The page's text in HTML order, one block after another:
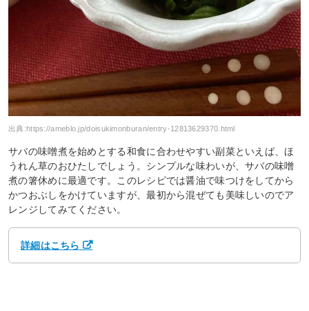
出典: https://ameblo.jp/doisukimonburan/entry-12813629370.html
サバの味噌煮を始めとする和食に合わせやすい副菜といえば、ほ
うれん草のおひたしでしょう。シンプルな味わいが、サバの味噌
煮の箸休めに最適です。このレシピでは醤油で味つけをしてから
かつおぶしをかけていますが、最初から混ぜても美味しいのでア
レンジしてみてください。
詳細はこちら